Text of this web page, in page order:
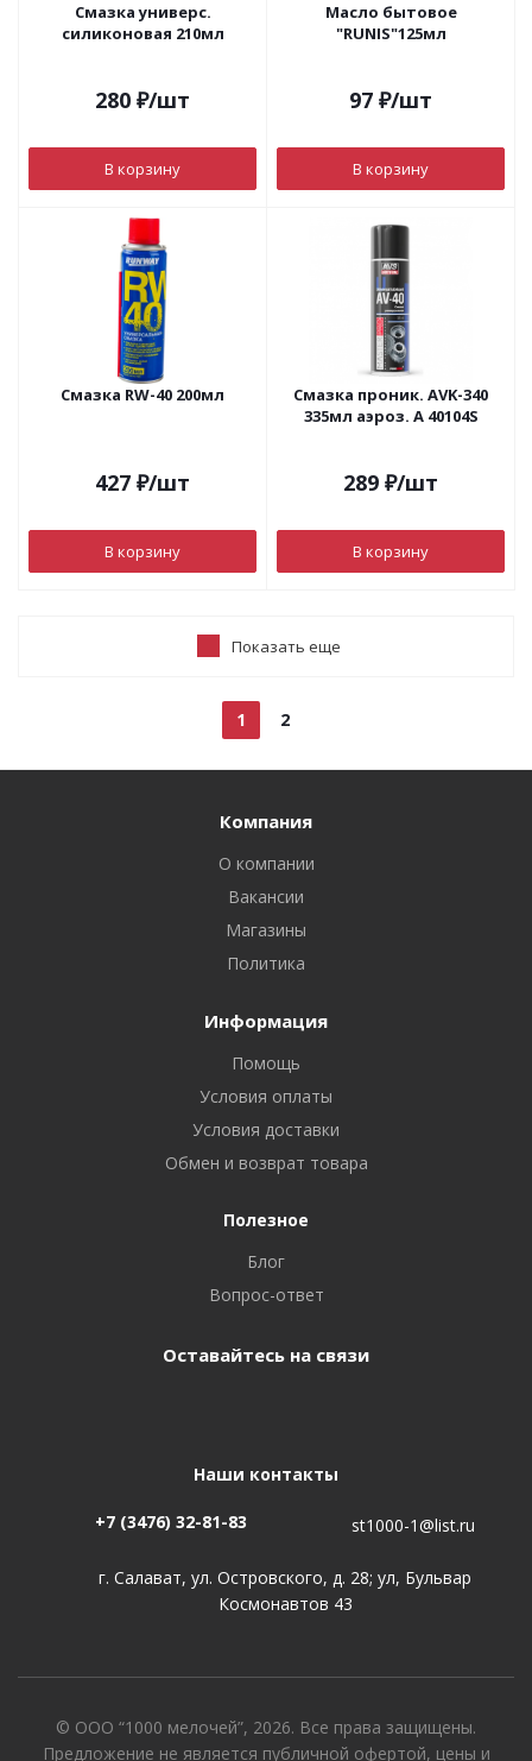
Смазка универс.
силиконовая 210мл
280 ₽/шт
В корзину
Масло бытовое
"RUNIS"125мл
97 ₽/шт
В корзину
Смазка RW-40 200мл
427 ₽/шт
В корзину
Смазка проник. АVK-340
335мл аэроз. А 40104S
289 ₽/шт
В корзину
Показать еще
1 2
Компания
О компании
Вакансии
Магазины
Политика
Информация
Помощь
Условия оплаты
Условия доставки
Обмен и возврат товара
Полезное
Блог
Вопрос-ответ
Оставайтесь на связи
Наши контакты
+7 (3476) 32-81-83 st1000-1@list.ru
г. Салават, ул. Островского, д. 28; ул, Бульвар
Космонавтов 43
© ООО “1000 мелочей”, 2026. Все права защищены.
Предложение не является публичной офертой, цены и